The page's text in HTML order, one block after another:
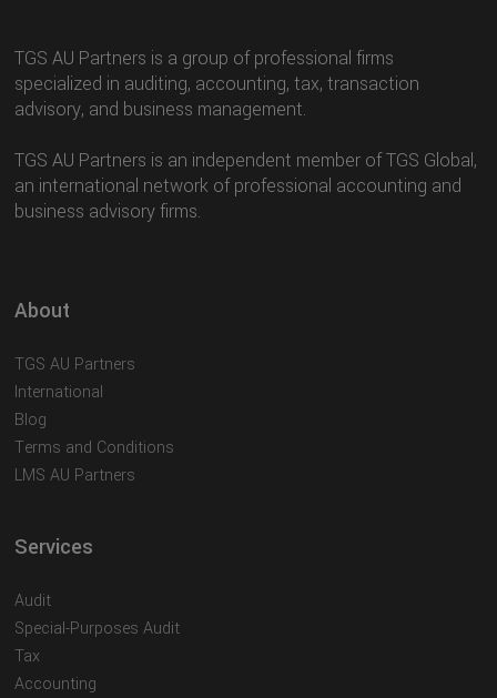
TGS AU Partners is a group of professional firms
specialized in auditing, accounting, tax, transaction
advisory, and business management.
TGS AU Partners is an independent member of TGS Global,
an international network of professional accounting and
business advisory firms.
About
TGS AU Partners
International
Blog
Terms and Conditions
LMS AU Partners
Services
Audit
Special-Purposes Audit
Tax
Accounting